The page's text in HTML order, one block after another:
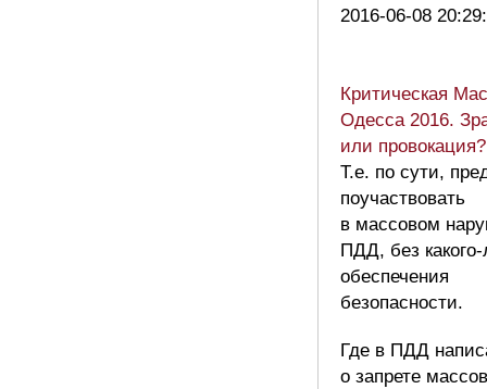
2016-06-08
Критическая
Одесса 2016.
или провокация?
Т.е. по сути,
поучаствовать
в массовом
ПДД, без
обеспечения
безопасности.
Где в ПДД
о запрете